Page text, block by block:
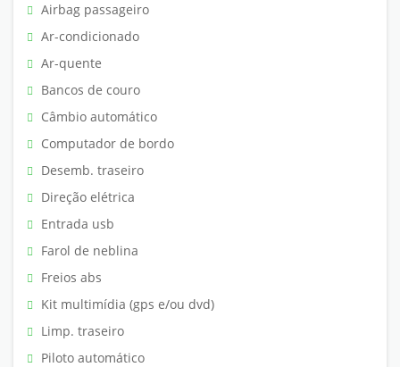
Airbag passageiro
Ar-condicionado
Ar-quente
Bancos de couro
Câmbio automático
Computador de bordo
Desemb. traseiro
Direção elétrica
Entrada usb
Farol de neblina
Freios abs
Kit multimídia (gps e/ou dvd)
Limp. traseiro
Piloto automático